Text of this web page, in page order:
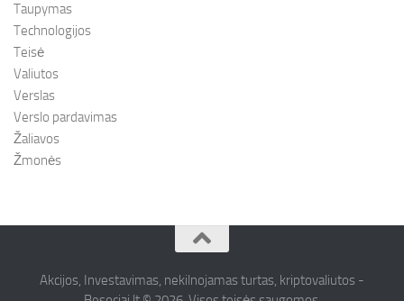
Taupymas
Technologijos
Teisė
Valiutos
Verslas
Verslo pardavimas
Žaliavos
Žmonės
Akcijos, Investavimas, nekilnojamas turtas, kriptovaliutos -